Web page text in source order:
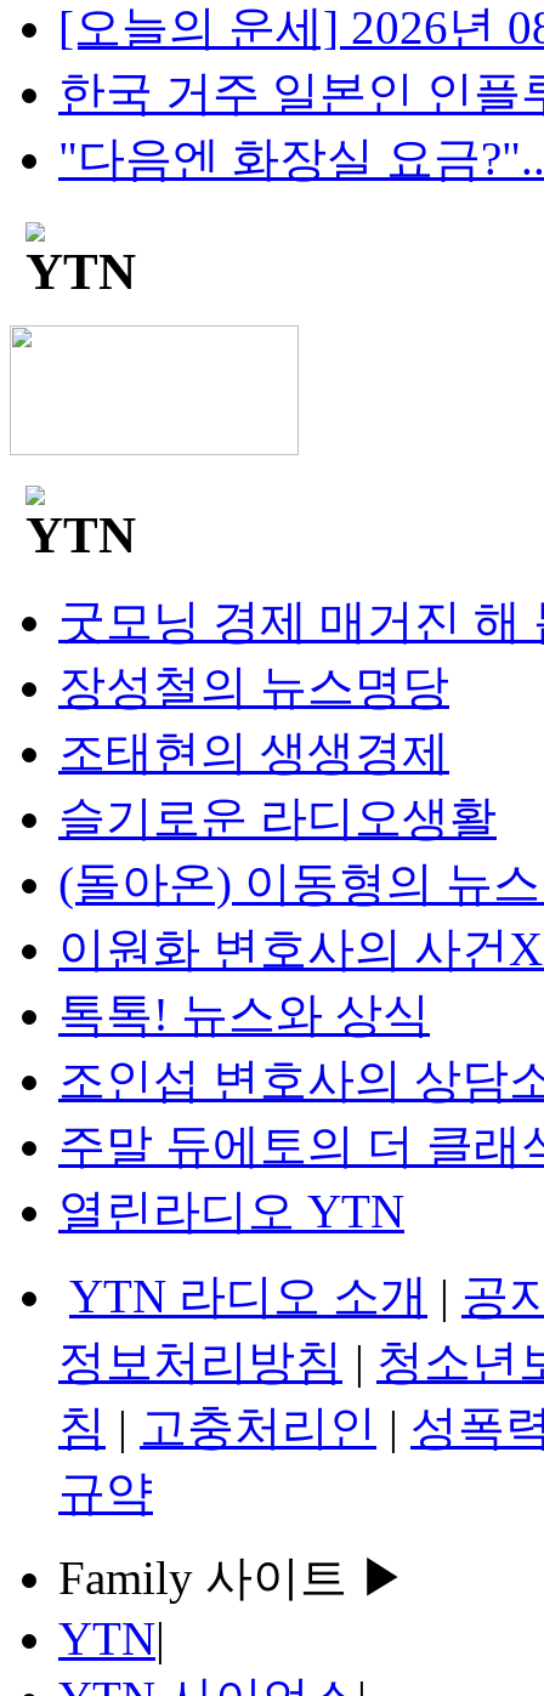
[오늘의 운세] 2026년
한국 거주 일본인 인플
"다음엔 화장실 요금
굿모닝 경제 매거진 해
장성철의 뉴스명당
조태현의 생생경제
슬기로운 라디오생활
(돌아온) 이동형의 뉴
이원화 변호사의 사건
톡톡! 뉴스와 상식
조인섭 변호사의 상담
주말 듀에토의 더 클래
열린라디오 YTN
YTN 라디오 소개 | 공
정보처리방침 | 청소년
침 | 고충처리인 | 성폭
규약
Family 사이트 ▶
YTN|